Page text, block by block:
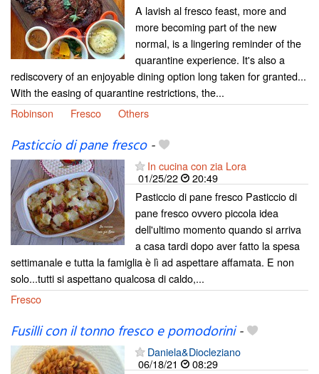
A lavish al fresco feast, more and
more becoming part of the new
normal, is a lingering reminder of the
quarantine experience. It's also a
rediscovery of an enjoyable dining option long taken for granted...
With the easing of quarantine restrictions, the...
Robinson
Fresco Others
Pasticcio di pane fresco-
In cucina con zia Lora
01/25/22
20:49
Pasticcio di pane fresco Pasticcio di
pane fresco ovvero piccola idea
dell'ultimo momento quando si arriva
a casa tardi dopo aver fatto la spesa
settimanale e tutta la famiglia è lì ad aspettare affamata. E non
solo...tutti si aspettano qualcosa di caldo,...
Fresco
Fusilli con il tonno fresco e pomodorini-
Daniela&Diocleziano
06/18/21
08:29